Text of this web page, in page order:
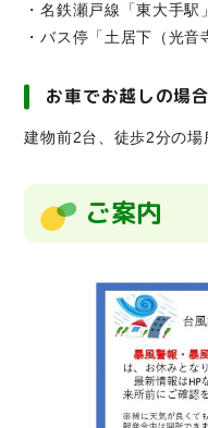
・名鉄瀬戸線「東大手
・バス停「土居下（光
お車でお越しの場合
建物前2台、徒歩2分の
ご案内